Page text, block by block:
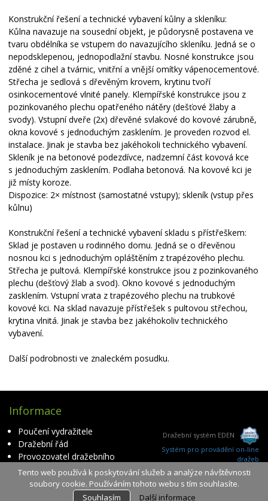
Konstrukční řešení a technické vybavení kůlny a skleníku:
Kůlna navazuje na sousední objekt, je půdorysně postavena ve
tvaru obdélníka se vstupem do navazujícího skleníku. Jedná se o
nepodsklepenou, jednopodlažní stavbu. Nosné konstrukce jsou
zděné z cihel a tvárnic, vnitřní a vnější omítky vápenocementové.
Střecha je sedlová s dřevěným krovem, krytinu tvoří
osinkocementové vlnité panely. Klempířské konstrukce jsou z
pozinkovaného plechu opatřeného nátěry (dešťové žlaby a
svody). Vstupní dveře (2x) dřevěné svlakové do kovové zárubně,
okna kovové s jednoduchým zasklením. Je proveden rozvod el.
instalace. Jinak je stavba bez jakéhokoli technického vybavení.
Skleník je na betonové podezdívce, nadzemní část kovová kce
s jednoduchým zasklením. Podlaha betonová. Na kovové kci je
již místy koroze.
Dispozice: 2× místnost (samostatné vstupy); skleník (vstup přes
kůlnu)
Konstrukční řešení a technické vybavení skladu s přístřeškem:
Sklad je postaven u rodinného domu. Jedná se o dřevěnou
nosnou kci s jednoduchým opláštěním z trapézového plechu.
Střecha je pultová. Klempířské konstrukce jsou z pozinkovaného
plechu (dešťový žlab a svod). Okno kovové s jednoduchým
zasklením. Vstupní vrata z trapézového plechu na trubkové
kovové kci. Na sklad navazuje přístřešek s pultovou střechou,
krytina vlnitá. Jinak je stavba bez jakéhokoliv technického
vybavení.
Další podrobnosti ve znaleckém posudku.
Informace
Poučení vydražitele
Dražební řád
Provozovatel dražebního
serveru
Zpracování osobních údajů
Dražební systém EDEN
Systém pro provádění on-line
dražeb
ver. 3.0.60
čas serveru: 2026-08-08 17:17:32
Tento web používá k poskytování služeb a analýze návštěvnosti
soubory cookie. Používáním tohoto webu s tím souhlasíte.
Souhlasím
Další informace